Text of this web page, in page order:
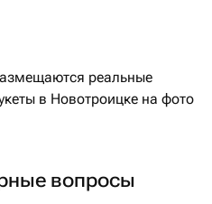
реальные
в Новотроицке на фото
вопросы